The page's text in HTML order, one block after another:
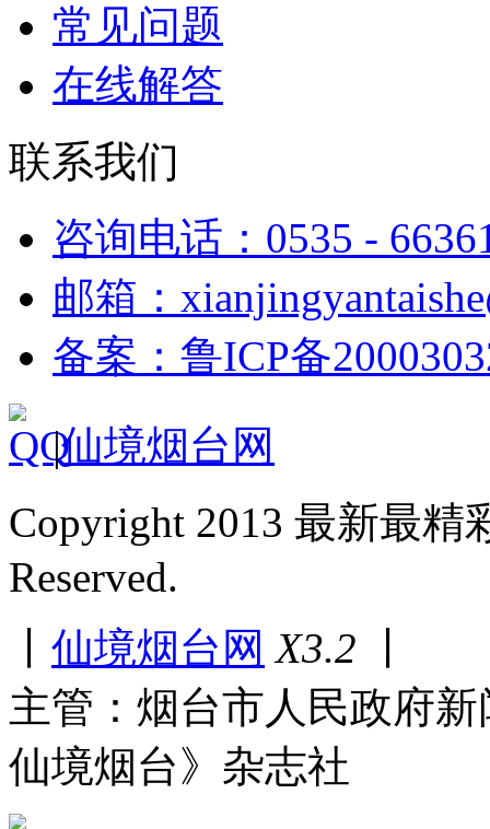
常见问题
在线解答
联系我们
咨询电话：0535 -
邮箱：
备案：鲁ICP备
|仙境烟台网
Copyright 2013 最新最
Reserved.
仙境烟台网 X3.2
主管：烟台市人民政府
仙境烟台》杂志社